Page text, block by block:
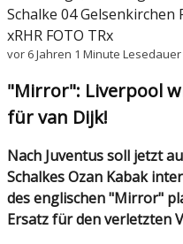
Schalke 04
xRHR FOTO TRx
vor 6 Jahren 1 Minute Lesedauer
"Mirror": Liverpool
für van Dijk!
Nach Juventus soll jetzt auch der FC Liverpool an
Schalkes Ozan Kabak
des englischen "Mirror"
Ersatz für den verletzten